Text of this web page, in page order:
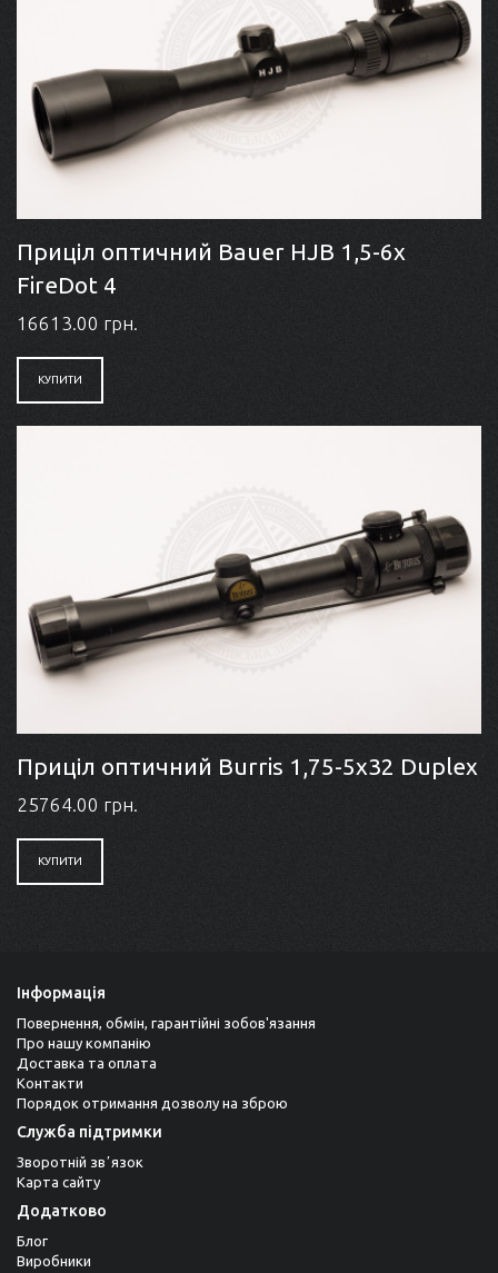
Приціл оптичний Bauer HJB 1,5-6x
FireDot 4
16613.00 грн.
КУПИТИ
Приціл оптичний Burris 1,75-5x32 Duplex
25764.00 грн.
КУПИТИ
Інформація
Повернення, обмін, гарантійні зобов'язання
Про нашу компанію
Доставка та оплата
Контакти
Порядок отримання дозволу на зброю
Служба підтримки
Зворотній звʼязок
Карта сайту
Додатково
Блог
Виробники